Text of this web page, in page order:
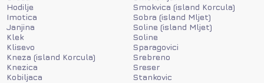
Hodilje
Imotica
Janjina
Klek
Klisevo
Kneza (island Korcula)
Knezica
Kobiljaca
Smokvica (island Korcula)
Sobra (island Mljet)
Soline (island Mljet)
Soline
Sparagovici
Srebreno
Sreser
Stankovic